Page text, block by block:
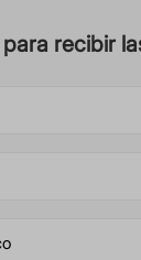
para recibir